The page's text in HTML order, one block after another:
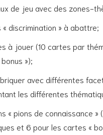
de jeu avec des zones-
discrimination » à abattre;
à jouer (10 cartes par
»);
avec différentes
les différentes
« pions de connaissance »
et 6 pour les cartes «